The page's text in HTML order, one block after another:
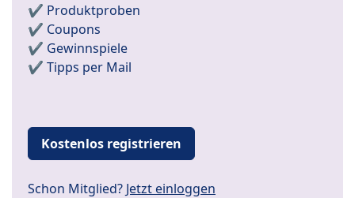
✔️ Produktproben
✔️ Coupons
✔️ Gewinnspiele
✔️ Tipps per Mail
Kostenlos registrieren
Schon Mitglied? Jetzt einloggen